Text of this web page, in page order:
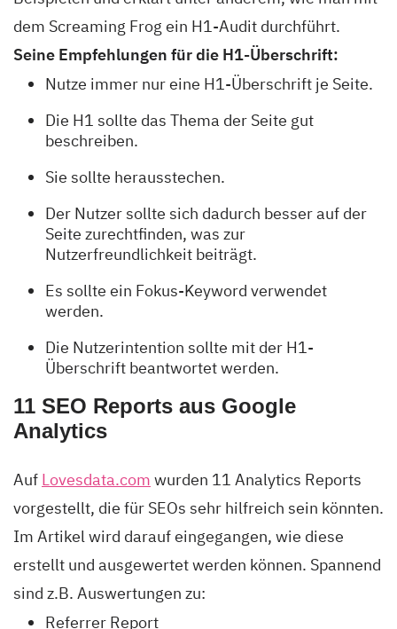
dem Screaming Frog ein H1-Audit durchführt.
Seine Empfehlungen für die H1-Überschrift:
Nutze immer nur eine H1-Überschrift je Seite.
Die H1 sollte das Thema der Seite gut
beschreiben.
Sie sollte herausstechen.
Der Nutzer sollte sich dadurch besser auf der
Seite zurechtfinden, was zur
Nutzerfreundlichkeit beiträgt.
Es sollte ein Fokus-Keyword verwendet
werden.
Die Nutzerintention sollte mit der H1-
Überschrift beantwortet werden.
11 SEO Reports aus Google
Analytics
Auf Lovesdata.com wurden 11 Analytics Reports
vorgestellt, die für SEOs sehr hilfreich sein könnten.
Im Artikel wird darauf eingegangen, wie diese
erstellt und ausgewertet werden können. Spannend
sind z.B. Auswertungen zu:
Referrer Report